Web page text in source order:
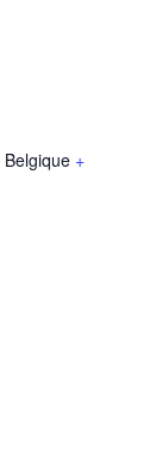
Belgique +